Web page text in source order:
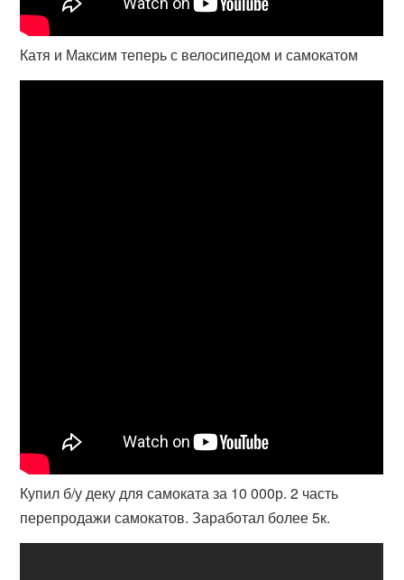
Катя и Максим теперь с велосипедом и самокатом
Купил б/у деку для самоката за 10 000р. 2 часть
перепродажи самокатов. Заработал более 5к.